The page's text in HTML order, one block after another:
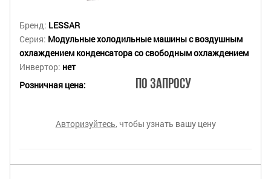
Бренд: LESSAR
Серия: Модульные холодильные машины с воздушным
охлаждением конденсатора со свободным охлаждением
Инвертор: нет
Розничная цена:
По запросу
Авторизуйтесь, чтобы узнать вашу цену